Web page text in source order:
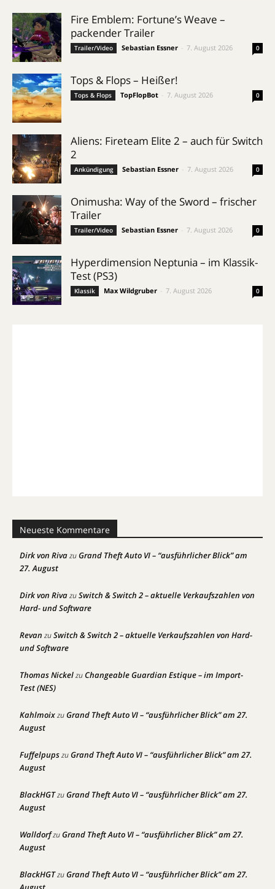
Fire Emblem: Fortune’s Weave –
packender Trailer
Trailer/Video Sebastian Essner 7. August 2026 0
Tops & Flops – Heißer!
Tops & Flops TopFlopBot 7. August 2026 0
Aliens: Fireteam Elite 2 – auch für Switch
2
Ankündigung Sebastian Essner 7. August 2026 0
Onimusha: Way of the Sword – frischer
Trailer
Trailer/Video Sebastian Essner 7. August 2026 0
Hyperdimension Neptunia – im Klassik-
Test (PS3)
Klassik Max Wildgruber 7. August 2026 0
Neueste Kommentare
Dirk von RivazuGrand Theft Auto VI – “ausführlicher Blick” am
27. August
Dirk von RivazuSwitch & Switch 2 – aktuelle Verkaufszahlen von
Hard- und Software
Revan zuSwitch & Switch 2 – aktuelle Verkaufszahlen von Hard-
und Software
Thomas NickelzuChangeable Guardian Estique – im Import-
Test (NES)
KahlmoixzuGrand Theft Auto VI – “ausführlicher Blick” am 27.
August
FuffelpupszuGrand Theft Auto VI – “ausführlicher Blick” am 27.
August
BlackHGTzuGrand Theft Auto VI – “ausführlicher Blick” am 27.
August
WalldorfzuGrand Theft Auto VI – “ausführlicher Blick” am 27.
August
BlackHGTzuGrand Theft Auto VI – “ausführlicher Blick” am 27.